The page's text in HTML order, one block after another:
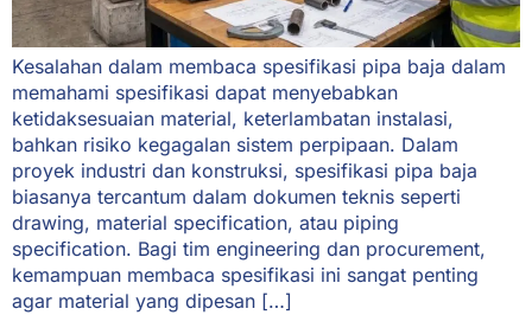
Kesalahan dalam membaca spesifikasi pipa baja dalam
memahami spesifikasi dapat menyebabkan
ketidaksesuaian material, keterlambatan instalasi,
bahkan risiko kegagalan sistem perpipaan. Dalam
proyek industri dan konstruksi, spesifikasi pipa baja
biasanya tercantum dalam dokumen teknis seperti
drawing, material specification, atau piping
specification. Bagi tim engineering dan procurement,
kemampuan membaca spesifikasi ini sangat penting
agar material yang dipesan […]